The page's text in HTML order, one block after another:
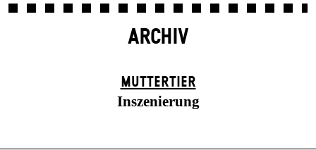
ARCHIV
MUTTER­TIER
Inszenierung